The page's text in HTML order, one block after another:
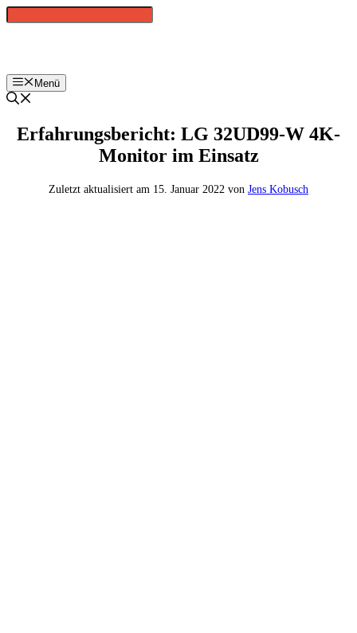
Zum
Inhalt
Menü
Erfahrungsbericht: LG 32UD99-W 4K-
Monitor im Einsatz
15. Januar 2022 von Jens Kobusch